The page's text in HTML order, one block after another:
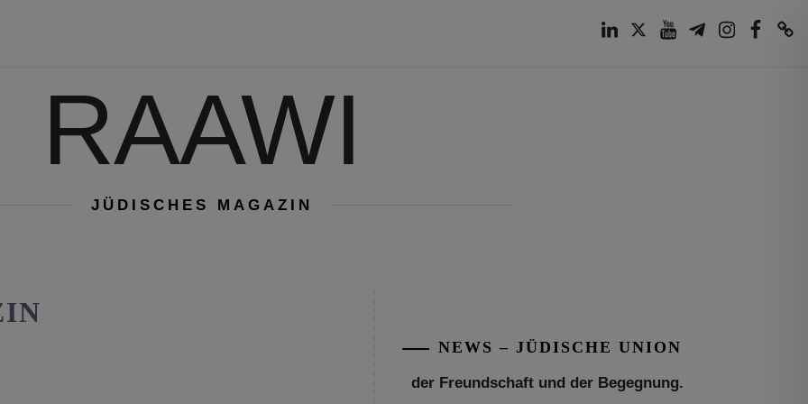
RAAWI
JÜDISCHES MAGAZIN
NEWS – JÜDISCHE UNION
Jüdische Menschen unterschiedlicher